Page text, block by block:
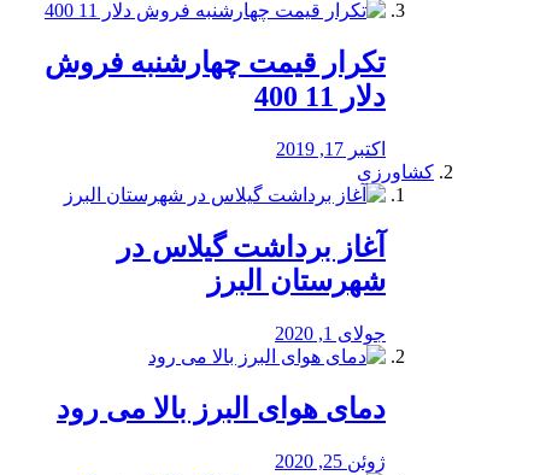
تکرار قیمت چهارشنبه فروش
دلار 11 400
اکتبر 17, 2019
کشاورزی
آغاز برداشت گیلاس در
شهرستان البرز
جولای 1, 2020
دمای هوای البرز بالا می رود
ژوئن 25, 2020